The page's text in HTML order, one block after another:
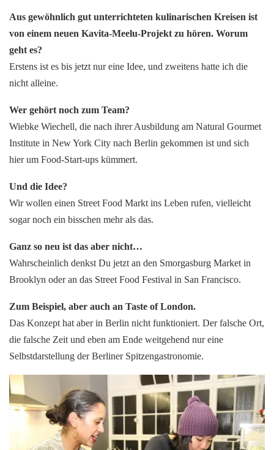
Aus gewöhnlich gut unterrichteten kulinarischen Kreisen ist
von einem neuen Kavita-Meelu-Projekt zu hören. Worum
geht es?
Erstens ist es bis jetzt nur eine Idee, und zweitens hatte ich die
nicht alleine.
Wer gehört noch zum Team?
Wiebke Wiechell, die nach ihrer Ausbildung am Natural Gourmet
Institute in New York City nach Berlin gekommen ist und sich
hier um Food-Start-ups kümmert.
Und die Idee?
Wir wollen einen Street Food Markt ins Leben rufen, vielleicht
sogar noch ein bisschen mehr als das.
Ganz so neu ist das aber nicht…
Wahrscheinlich denkst Du jetzt an den Smorgasburg Market in
Brooklyn oder an das Street Food Festival in San Francisco.
Zum Beispiel, aber auch an Taste of London.
Das Konzept hat aber in Berlin nicht funktioniert. Der falsche Ort,
die falsche Zeit und eben am Ende weitgehend nur eine
Selbstdarstellung der Berliner Spitzengastronomie.